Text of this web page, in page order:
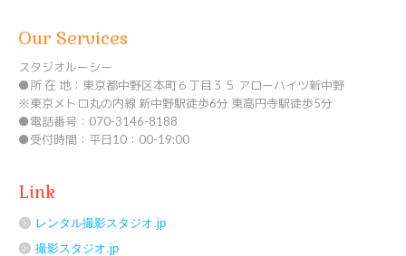
Our Services
スタジオルーシー
●所 在 地：東京都中野区本町６丁目３５ アローハイツ新中野
※東京メトロ丸の内線 新中野駅徒歩6分 東高円寺駅徒歩5分
●電話番号：070-3146-8188
●受付時間：平日10：00-19:00
Link
レンタル撮影スタジオ.jp
撮影スタジオ.jp